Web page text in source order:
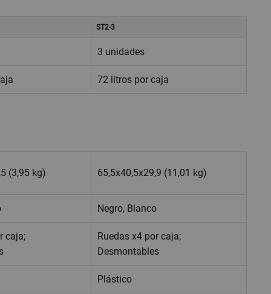
ST2-3
3 unidades
72 litros por caja
(3,95 kg) 65,5x40,5x29,9 (11,01 kg)
Negro, Blanco
caja;
Ruedas x4 por caja;
Desmontables
Plástico